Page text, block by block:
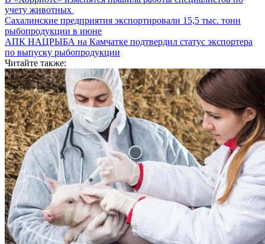
учету животных
Сахалинские предприятия экспортировали 15,5 тыс. тонн
рыбопродукции в июне
АПК НАЦРЫБА на Камчатке подтвердил статус экспортера
по выпуску рыбопродукции
Читайте также: